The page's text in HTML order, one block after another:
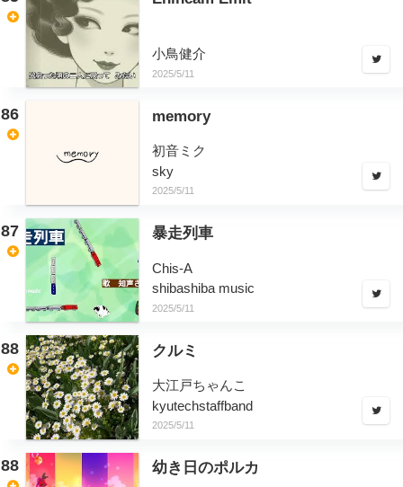
小鳥健介
2025/5/11
86 memory
初音ミク
sky
2025/5/11
87 暴走列車
Chis-A
shibashiba music
2025/5/11
88 クルミ
大江戸ちゃんこ
kyutechstaffband
2025/5/11
88 幼き日のポルカ